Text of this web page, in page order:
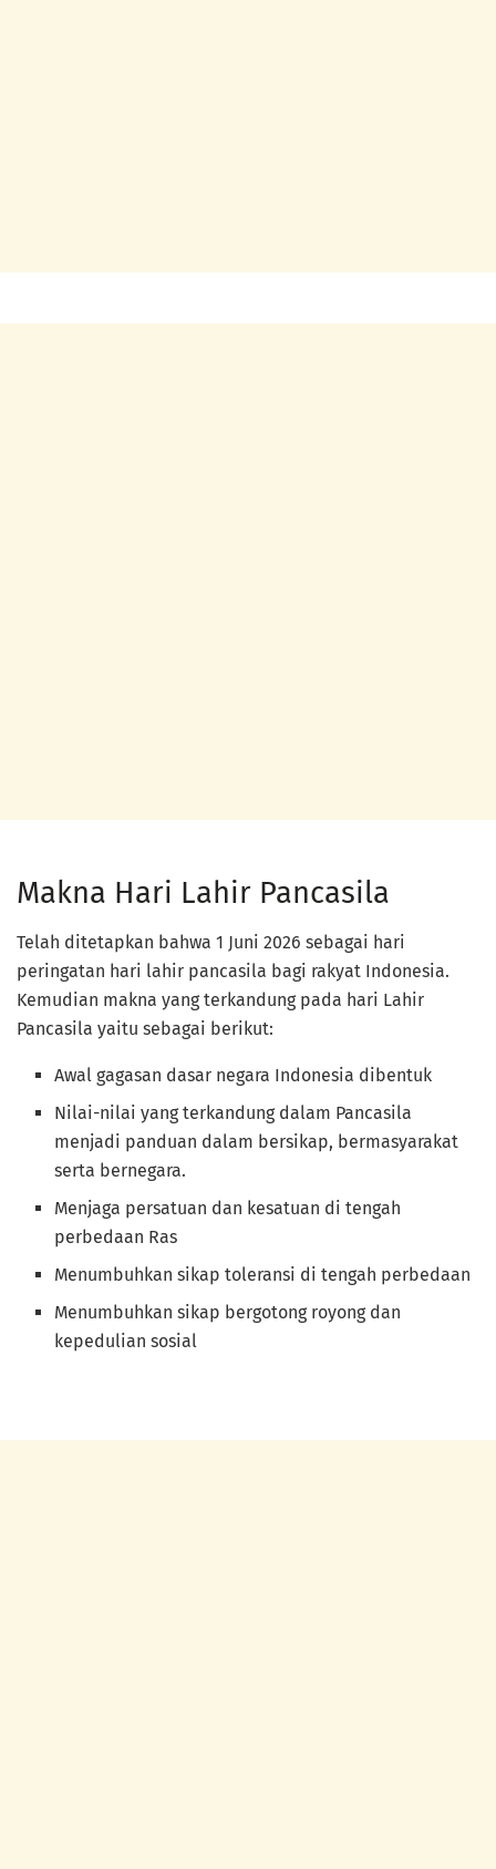
Makna Hari Lahir Pancasila
Telah ditetapkan bahwa 1 Juni 2026 sebagai hari
peringatan hari lahir pancasila bagi rakyat Indonesia.
Kemudian makna yang terkandung pada hari Lahir
Pancasila yaitu sebagai berikut:
Awal gagasan dasar negara Indonesia dibentuk
Nilai-nilai yang terkandung dalam Pancasila
menjadi panduan dalam bersikap, bermasyarakat
serta bernegara.
Menjaga persatuan dan kesatuan di tengah
perbedaan Ras
Menumbuhkan sikap toleransi di tengah perbedaan
Menumbuhkan sikap bergotong royong dan
kepedulian sosial